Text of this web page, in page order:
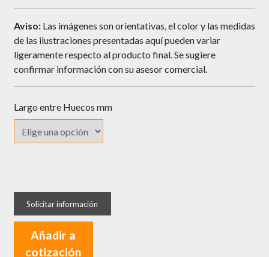
Aviso: Las imágenes son orientativas, el color y las medidas
de las ilustraciones presentadas aquí pueden variar
ligeramente respecto al producto final. Se sugiere
confirmar información con su asesor comercial.
Largo entre Huecos mm
Qualita
Perfil
Añadir a
cotización